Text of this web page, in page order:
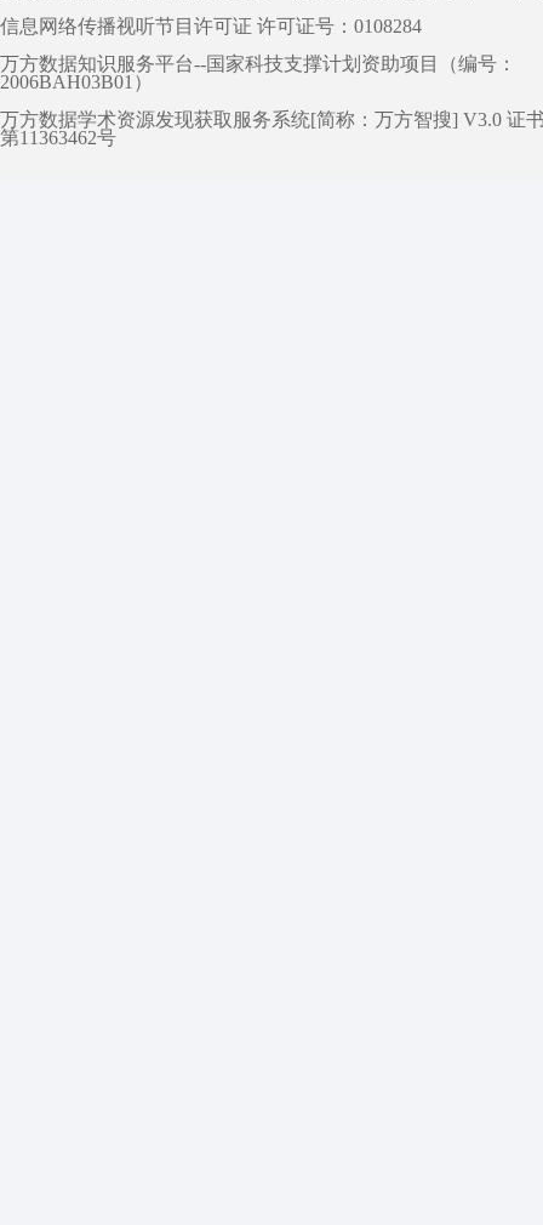
信息网络传播视听节目许可证 许可证号：0108284
万方数据知识服务平台--国家科技支撑计划资助项目（编号：
2006BAH03B01）
万方数据学术资源发现获取服务系统[简称：万方智搜] V3.0 证
第11363462号